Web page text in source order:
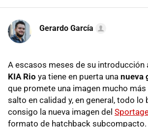
Gerardo García
A escasos meses de su introducción
KIA Rio ya tiene en puerta una nueva
que promete una imagen mucho
salto en calidad y, en general, todo lo
consigo la nueva imagen del
formato de hatchback subcompacto.